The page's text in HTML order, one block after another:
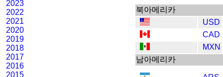
2023
2022
2021
2020
2019
2018
2017
2016
2015
북아메리카
USD
CAD
MXN
남아메리카